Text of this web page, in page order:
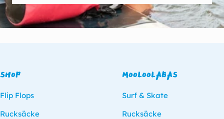
SHOP
Flip Flops
Rucksäcke
MOOLOOLABAS
Surf & Skate
Rucksäcke